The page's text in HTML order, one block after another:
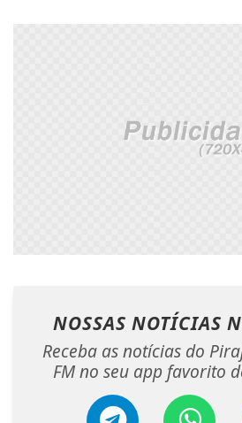
NOSSAS NOTÍCIAS
Receba as notícias do
FM no seu app favorito